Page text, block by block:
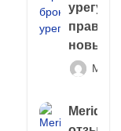
правда
новый